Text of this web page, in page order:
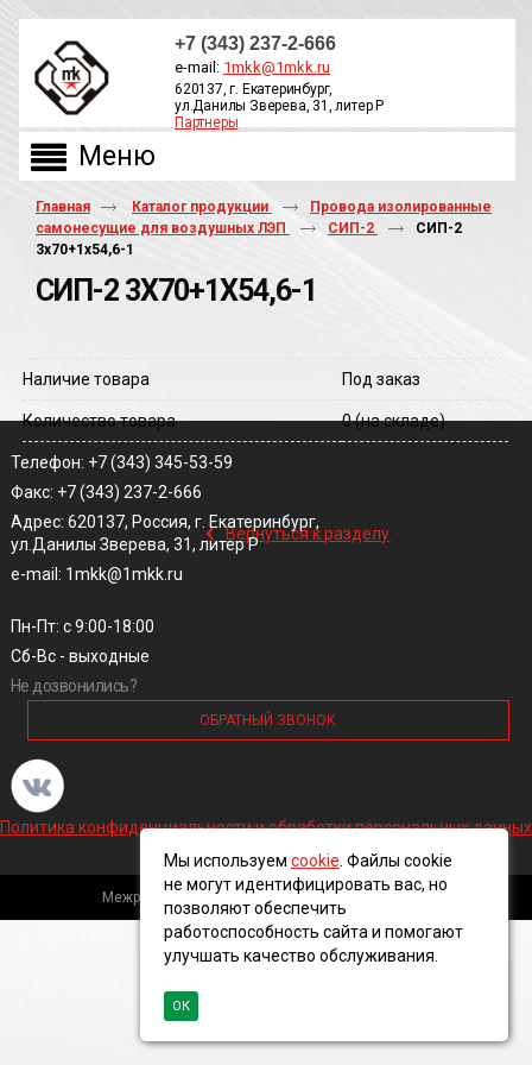
+7 (343) 237-2-666
e-mail: 1mkk@1mkk.ru
620137, г. Екатеринбург,
ул.Данилы Зверева, 31, литер Р
Партнеры
Главная Каталог продукции
Провода изолированные
самонесущие для воздушных ЛЭП
СИП-2
СИП-2
3х70+1х54,6-1
СИП-2 3Х70+1Х54,6-1
Наличие товара Под заказ
Количество товара 0(на складе)
‹ Вернуться к разделу
Телефон: +7 (343) 345-53-59
Факс: +7 (343) 237-2-666
Адрес: 620137, Россия, г. Екатеринбург,
ул.Данилы Зверева, 31, литер Р
e-mail: 1mkk@1mkk.ru
Пн-Пт: с 9:00-18:00
Сб-Вс - выходные
Не дозвонились?
ОБРАТНЫЙ ЗВОНОК
Политика конфиденциальности и обработки персональных данных
Межрегиональная кабельная компания, 2016 ©
Мы используем cookie . Файлы cookie
не могут идентифицировать вас, но
позволяют обеспечить
работоспособность сайта и помогают
улучшать качество обслуживания.
ОК